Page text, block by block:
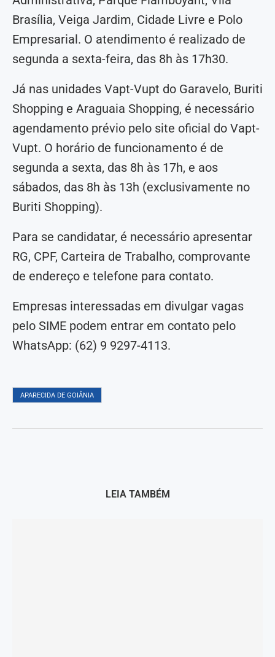
Brasília, Veiga Jardim, Cidade Livre e Polo
Empresarial. O atendimento é realizado de
segunda a sexta-feira, das 8h às 17h30.
Já nas unidades Vapt-Vupt do Garavelo, Buriti
Shopping e Araguaia Shopping, é necessário
agendamento prévio pelo site oficial do Vapt-
Vupt. O horário de funcionamento é de
segunda a sexta, das 8h às 17h, e aos
sábados, das 8h às 13h (exclusivamente no
Buriti Shopping).
Para se candidatar, é necessário apresentar
RG, CPF, Carteira de Trabalho, comprovante
de endereço e telefone para contato.
Empresas interessadas em divulgar vagas
pelo SIME podem entrar em contato pelo
WhatsApp: (62) 9 9297-4113.
APARECIDA DE GOIÂNIA
LEIA TAMBÉM